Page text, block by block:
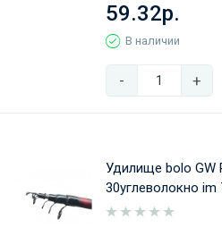
59.32р.
В наличии
- +
Удилище bolo GW
30углеволокно im